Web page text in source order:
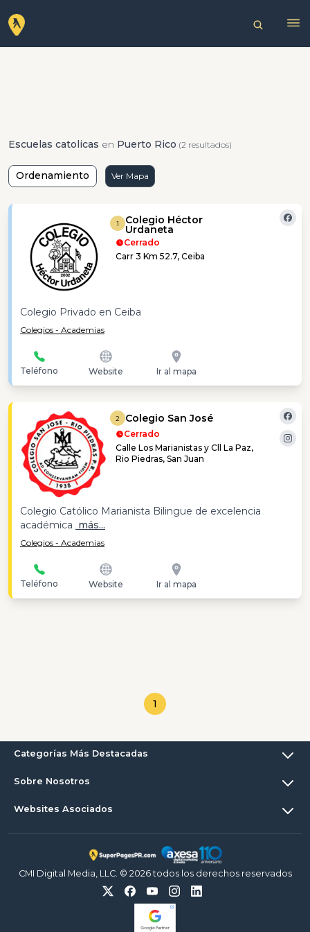
Escuelas catolicas en Puerto Rico (2 resultados)
Ordenamiento Ver Mapa
1 Colegio Héctor
Urdaneta
Cerrado
Carr 3 Km 52.7, Ceiba
Colegio Privado en Ceiba
Colegios - Academias
Teléfono Website Ir al mapa
2 Colegio San José
Cerrado
Calle Los Marianistas y Cll La Paz,
Rio Piedras, San Juan
Colegio Católico Marianista Bilingue de excelencia
académica más...
Colegios - Academias
Teléfono Website Ir al mapa
1
Categorías Más Destacadas
Sobre Nosotros
Websites Asociados
CMI Digital Media, LLC. © 2026 todos los derechos reservados